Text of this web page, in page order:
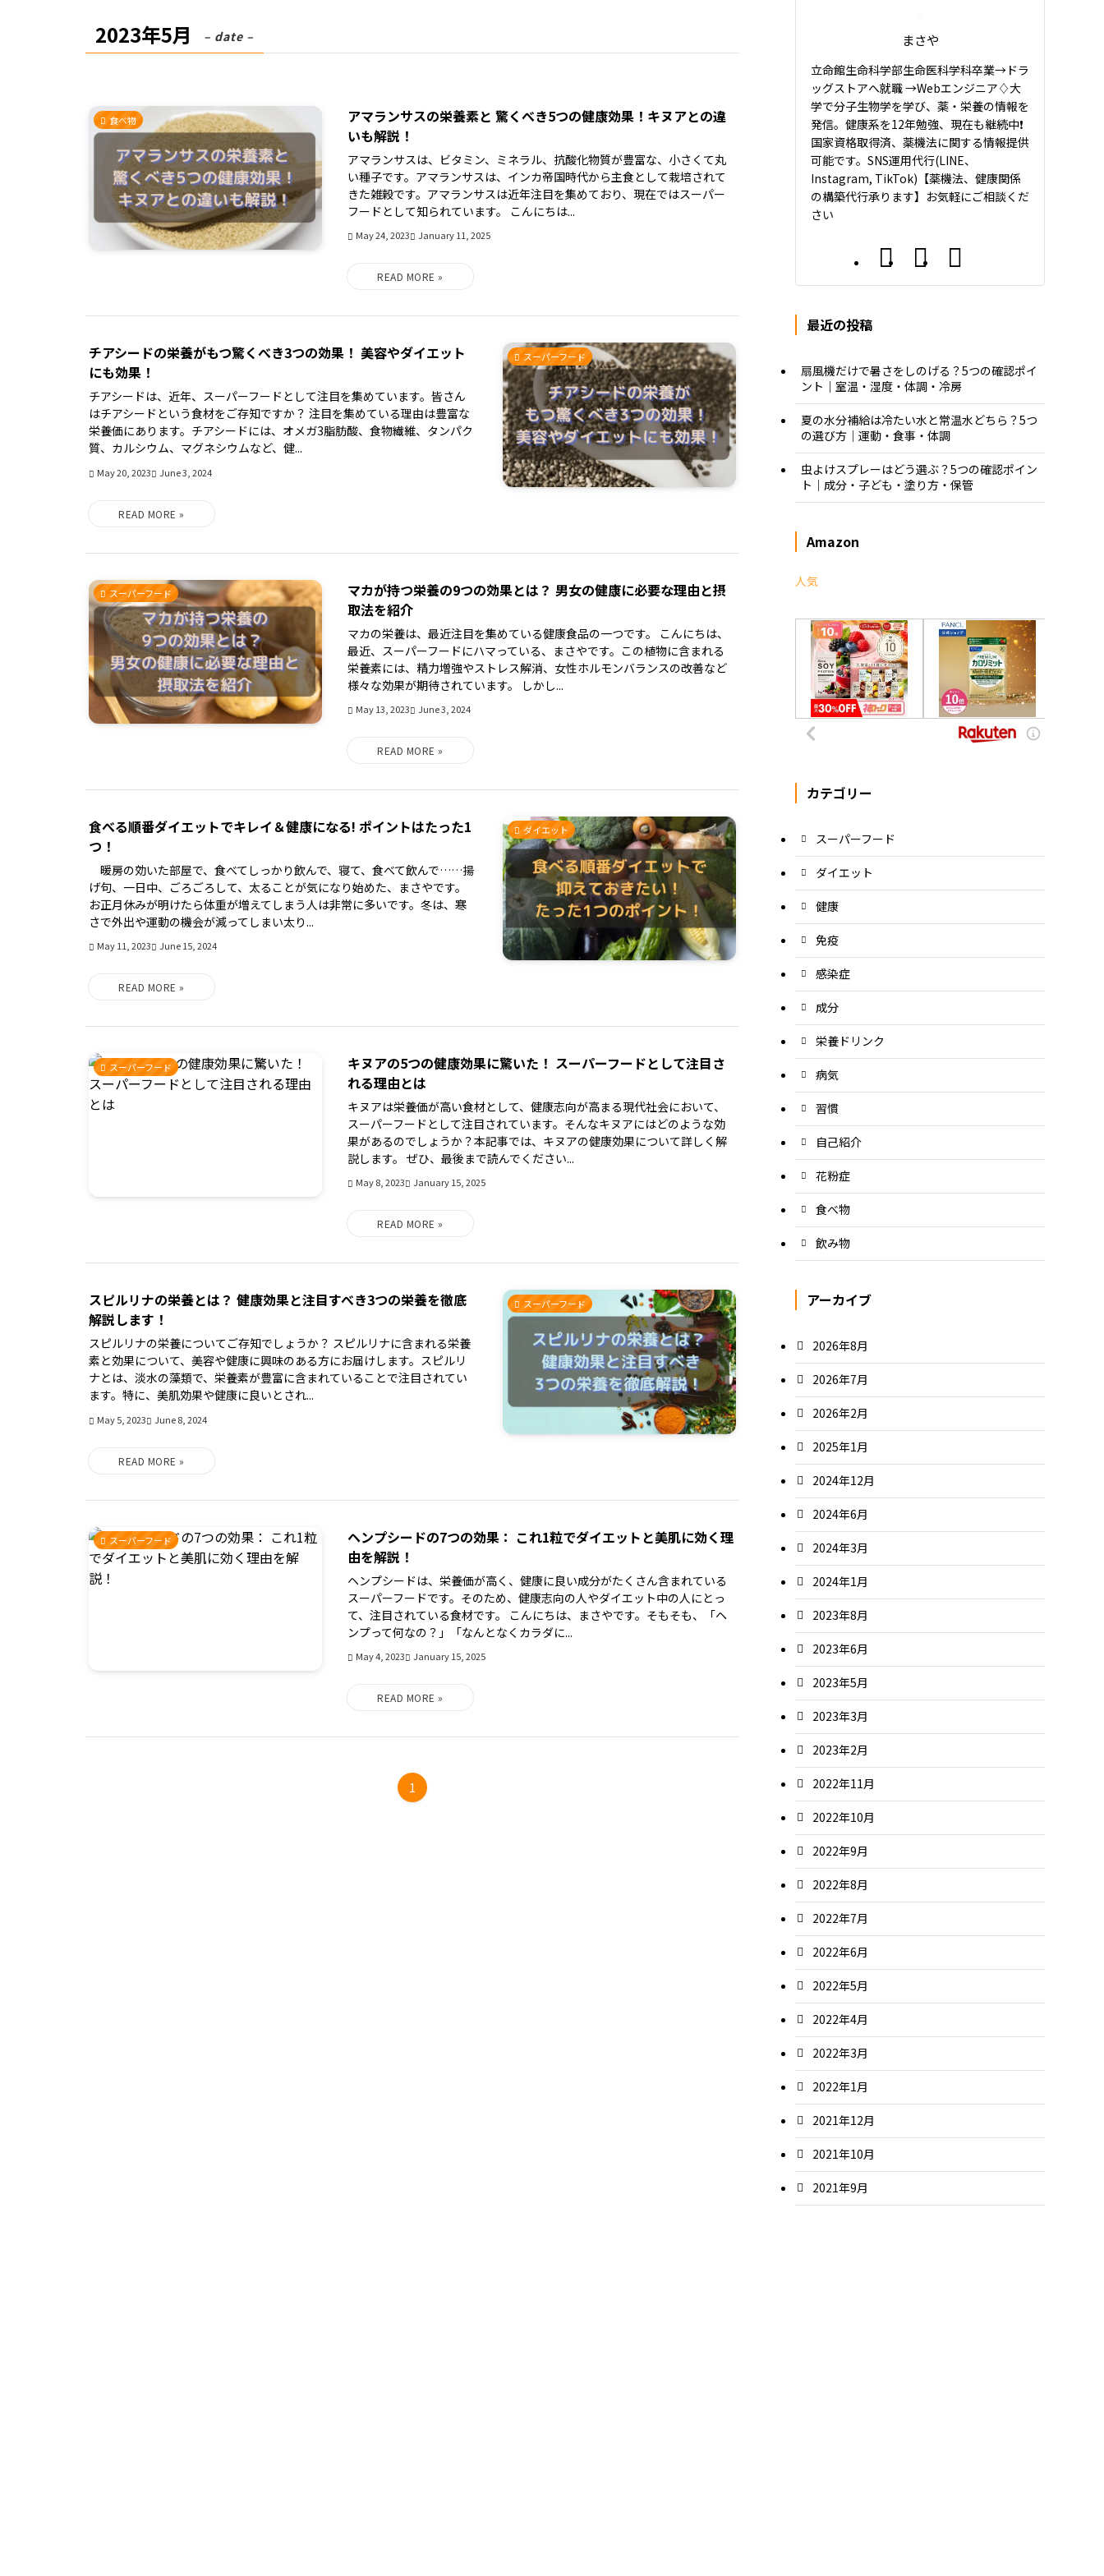
2023年5月 – date –
食べ物
アマランサスの栄養素と 驚くべき5つの健康効果！キヌアとの違
いも解説！
アマランサスは、ビタミン、ミネラル、抗酸化物質が豊富な、小さくて丸
い種子です。アマランサスは、インカ帝国時代から主食として栽培されて
きた雑穀です。アマランサスは近年注目を集めており、現在ではスーパー
フードとして知られています。 こんにちは...
May 24, 2023 January 11, 2025
スーパーフード
チアシードの栄養がもつ驚くべき3つの効果！ 美容やダイエット
にも効果！
チアシードは、近年、スーパーフードとして注目を集めています。皆さん
はチアシードという食材をご存知ですか？ 注目を集めている理由は豊富な
栄養価にあります。チアシードには、オメガ3脂肪酸、食物繊維、タンパク
質、カルシウム、マグネシウムなど、健...
May 20, 2023 June 3, 2024
スーパーフード
マカが持つ栄養の9つの効果とは？ 男女の健康に必要な理由と摂
取法を紹介
マカの栄養は、最近注目を集めている健康食品の一つです。 こんにちは、
最近、スーパーフードにハマっている、まさやです。この植物に含まれる
栄養素には、精力増強やストレス解消、女性ホルモンバランスの改善など
様々な効果が期待されています。 しかし...
May 13, 2023 June 3, 2024
ダイエット
食べる順番ダイエットでキレイ＆健康になる! ポイントはたった1
つ！
暖房の効いた部屋で、食べてしっかり飲んで、寝て、食べて飲んで……揚
げ句、一日中、ごろごろして、太ることが気になり始めた、まさやです。
お正月休みが明けたら体重が増えてしまう人は非常に多いです。冬は、寒
さで外出や運動の機会が減ってしまい太り...
May 11, 2023 June 15, 2024
スーパーフード
キヌアの5つの健康効果に驚いた！ スーパーフードとして注目さ
れる理由とは
キヌアは栄養価が高い食材として、健康志向が高まる現代社会において、
スーパーフードとして注目されています。そんなキヌアにはどのような効
果があるのでしょうか？本記事では、キヌアの健康効果について詳しく解
説します。 ぜひ、最後まで読んでください...
May 8, 2023 January 15, 2025
スーパーフード
スピルリナの栄養とは？ 健康効果と注目すべき3つの栄養を徹底
解説します！
スピルリナの栄養についてご存知でしょうか？ スピルリナに含まれる栄養
素と効果について、美容や健康に興味のある方にお届けします。スピルリ
ナとは、淡水の藻類で、栄養素が豊富に含まれていることで注目されてい
ます。特に、美肌効果や健康に良いとされ...
May 5, 2023 June 8, 2024
スーパーフード
ヘンプシードの7つの効果： これ1粒でダイエットと美肌に効く理
由を解説！
ヘンプシードは、栄養価が高く、健康に良い成分がたくさん含まれている
スーパーフードです。そのため、健康志向の人やダイエット中の人にとっ
て、注目されている食材です。 こんにちは、まさやです。そもそも、「ヘ
ンプって何なの？」「なんとなくカラダに...
May 4, 2023 January 15, 2025
1
まさや
立命館生命科学部生命医科学科卒業→ドラ
ッグストアへ就職 →Webエンジニア♢大
学で分子生物学を学び、薬・栄養の情報を
発信。健康系を12年勉強、現在も継続中❗️
国家資格取得済、薬機法に関する情報提供
可能です。SNS運用代行(LINE、
Instagram, TikTok)【薬機法、健康関係
の構築代行承ります】お気軽にご相談くだ
さい
最近の投稿
扇風機だけで暑さをしのげる？5つの確認ポイ
ント｜室温・湿度・体調・冷房
夏の水分補給は冷たい水と常温水どちら？5つ
の選び方｜運動・食事・体調
虫よけスプレーはどう選ぶ？5つの確認ポイン
ト｜成分・子ども・塗り方・保管
Amazon
人気
カテゴリー
スーパーフード
ダイエット
健康
免疫
感染症
成分
栄養ドリンク
病気
習慣
自己紹介
花粉症
食べ物
飲み物
アーカイブ
2026年8月
2026年7月
2026年2月
2025年1月
2024年12月
2024年6月
2024年3月
2024年1月
2023年8月
2023年6月
2023年5月
2023年3月
2023年2月
2022年11月
2022年10月
2022年9月
2022年8月
2022年7月
2022年6月
2022年5月
2022年4月
2022年3月
2022年1月
2021年12月
2021年10月
2021年9月